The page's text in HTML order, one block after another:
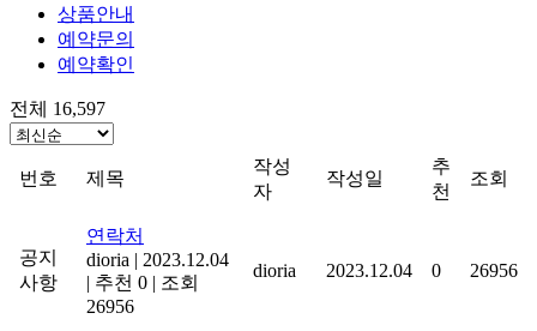
상품안내
예약문의
예약확인
전체 16,597
번호 제목
작성
자
작성일
추
천
조회
공지
사항
연락처
dioria | 2023.12.04
| 추천 0 | 조회
26956
dioria 2023.12.04 0 26956